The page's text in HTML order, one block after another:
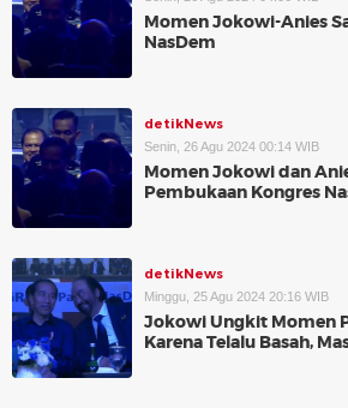
Momen Jokowi-Anies
NasDem
detikNews
Senin, 26 Agu 2024 00:14 WIB
Momen Jokowi dan
Pembukaan Kongres
detikNews
Minggu, 25 Agu 2024 20:16 WIB
Jokowi Ungkit Momen
Karena Telalu Basah,